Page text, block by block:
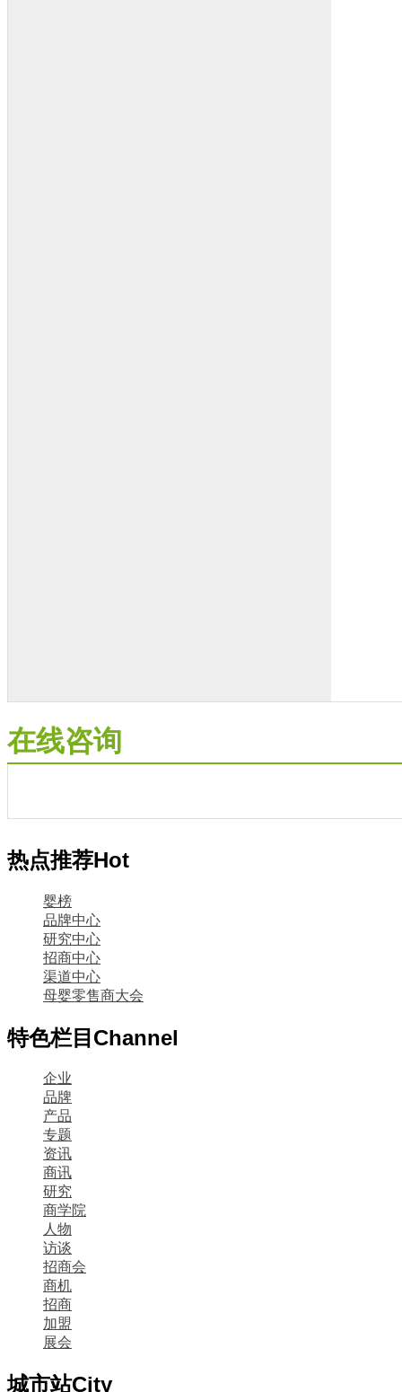
在线咨询
热点推荐Hot
婴榜
品牌中心
研究中心
招商中心
渠道中心
母婴零售商大会
特色栏目 Channel
企业
品牌
产品
专题
资讯
商讯
研究
商学院
人物
访谈
招商会
商机
招商
加盟
展会
城市站City